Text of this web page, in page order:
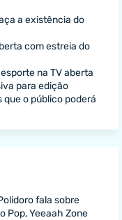
a existência do
com estreia do
na TV aberta
para edição
que o público poderá
fala sobre
Pop, Yeeaah Zone